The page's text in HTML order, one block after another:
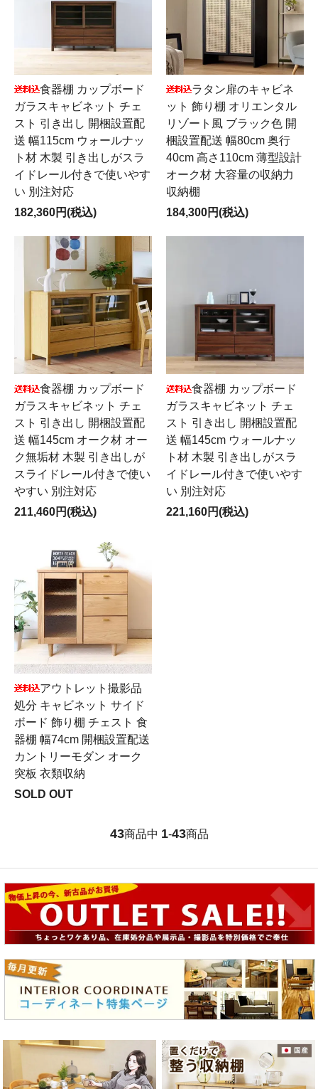
食器棚 カップボード
ガラスキャビネット チェ
スト 引き出し 開梱設置配
送 幅115cm ウォールナッ
ト材 木製 引き出しがスラ
イドレール付きで使いやす
い 別注対応
182,360円(税込)
ラタン扉のキャビネ
ット 飾り棚 オリエンタル
リゾート風 ブラック色 開
梱設置配送 幅80cm 奥行
40cm 高さ110cm 薄型設計
オーク材 大容量の収納力
収納棚
184,300円(税込)
食器棚 カップボード
ガラスキャビネット チェ
スト 引き出し 開梱設置配
送 幅145cm オーク材 オー
ク無垢材 木製 引き出しが
スライドレール付きで使い
やすい 別注対応
211,460円(税込)
食器棚 カップボード
ガラスキャビネット チェ
スト 引き出し 開梱設置配
送 幅145cm ウォールナッ
ト材 木製 引き出しがスラ
イドレール付きで使いやす
い 別注対応
221,160円(税込)
アウトレット撮影品
処分 キャビネット サイド
ボード 飾り棚 チェスト 食
器棚 幅74cm 開梱設置配送
カントリーモダン オーク
突板 衣類収納
SOLD OUT
43商品中 1-43商品